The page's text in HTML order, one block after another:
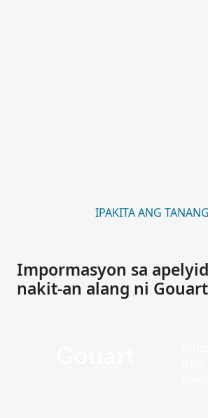
IPAKITA ANG
Impormasyon sa
nakit-an alang ni Gouart